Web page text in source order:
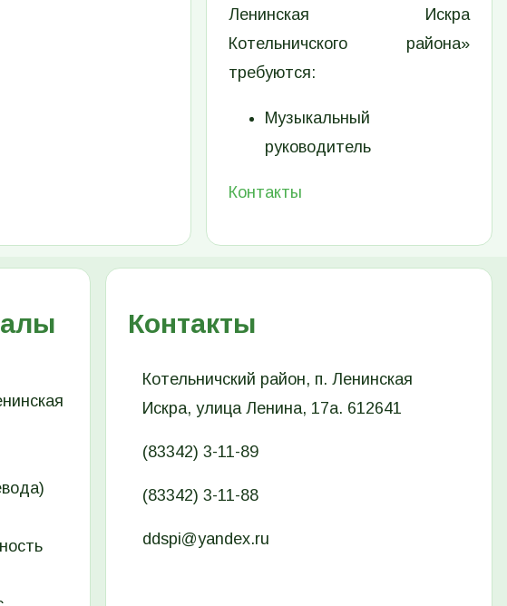
Ленинская Искра
Котельничского района»
требуются:
Музыкальный
руководитель
Контакты
Контакты
Котельничский район, п. Ленинская
Искра, улица Ленина, 17а. 612641
(83342) 3-11-89
(83342) 3-11-88
ddspi@yandex.ru